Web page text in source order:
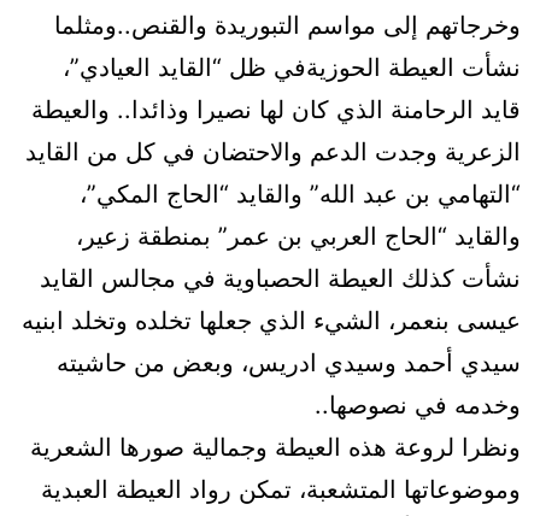
وخرجاتهم إلى مواسم التبوريدة والقنص..ومثلما
نشأت العيطة الحوزيةفي ظل “القايد العيادي”،
قايد الرحامنة الذي كان لها نصيرا وذائدا.. والعيطة
الزعرية وجدت الدعم والاحتضان في كل من القايد
“التهامي بن عبد الله” والقايد “الحاج المكي”،
والقايد “الحاج العربي بن عمر” بمنطقة زعير،
نشأت كذلك العيطة الحصباوية في مجالس القايد
عيسى بنعمر، الشيء الذي جعلها تخلده وتخلد ابنيه
سيدي أحمد وسيدي ادريس، وبعض من حاشيته
وخدمه في نصوصها..
ونظرا لروعة هذه العيطة وجمالية صورها الشعرية
وموضوعاتها المتشعبة، تمكن رواد العيطة العبدية